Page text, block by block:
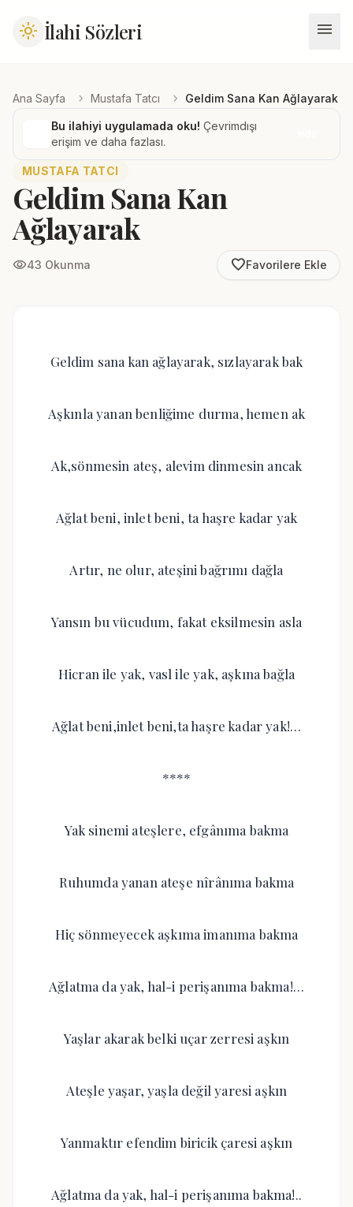
light_mode İlahi Sözleri menu
Ana Sayfa chevron_right Mustafa Tatcı chevron_right Geldim Sana Kan Ağlayarak
Bu ilahiyi uygulamada oku! Çevrimdışı
erişim ve daha fazlası.
MUSTAFA TATCI
Geldim Sana Kan
Ağlayarak
visibility43 Okunma favorite_borderFavorilere Ekle
Geldim sana kan ağlayarak, sızlayarak bak
Aşkınla yanan benliğime durma, hemen ak
Ak,sönmesin ateş, alevim dinmesin ancak
Ağlat beni, inlet beni, ta haşre kadar yak
Artır, ne olur, ateşini bağrımı dağla
Yansın bu vücudum, fakat eksilmesin asla
Hicran ile yak, vasl ile yak, aşkına bağla
Ağlat beni,inlet beni,ta haşre kadar yak!…
****
Yak sinemi ateşlere, efgânıma bakma
Ruhumda yanan ateşe nîrânıma bakma
Hiç sönmeyecek aşkıma imanıma bakma
Ağlatma da yak, hal-i perişanıma bakma!…
Yaşlar akarak belki uçar zerresi aşkın
Ateşle yaşar, yaşla değil yaresi aşkın
Yanmaktır efendim biricik çaresi aşkın
Ağlatma da yak, hal-i perişanıma bakma!..